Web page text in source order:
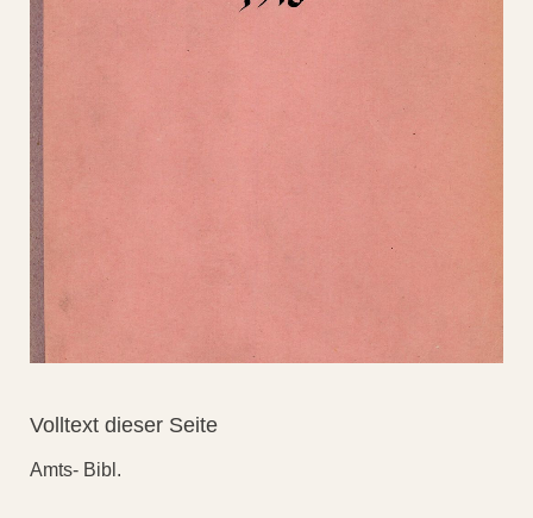
Volltext dieser Seite
Amts- Bibl.